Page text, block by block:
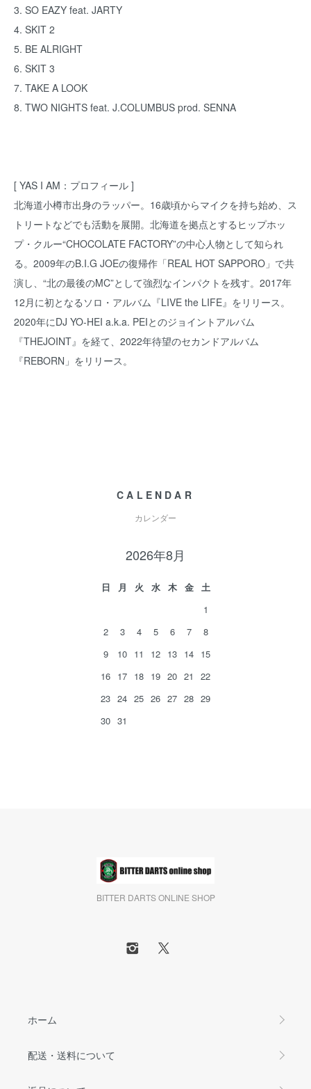
3. SO EAZY feat. JARTY
4. SKIT 2
5. BE ALRIGHT
6. SKIT 3
7. TAKE A LOOK
8. TWO NIGHTS feat. J.COLUMBUS prod. SENNA
[ YAS I AM：プロフィール ]
北海道小樽市出身のラッパー。16歳頃からマイクを持ち始め、ス
トリートなどでも活動を展開。北海道を拠点とするヒップホッ
プ・クルー“CHOCOLATE FACTORY”の中心人物として知られ
る。2009年のB.I.G JOEの復帰作「REAL HOT SAPPORO」で共
演し、“北の最後のMC”として強烈なインパクトを残す。2017年
12月に初となるソロ・アルバム『LIVE the LIFE』をリリース。
2020年にDJ YO-HEI a.k.a. PEIとのジョイントアルバム
『THEJOINT』を経て、2022年待望のセカンドアルバム
『REBORN」をリリース。
CALENDAR
カレンダー
2026年8月
日 月 火 水 木 金
土
1
2
3 4 5 6 7
8
9
10 11 12 13 14 15
16 17 18 19 20 21
22
23 24 25 26 27 28 29
30 31
BITTER DARTS ONLINE SHOP
ホーム
配送・送料について